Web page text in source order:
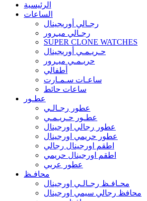
الرئيسية
الساعات
رجـالي أوريجينال
رجـالي ميـرور
SUPER CLONE WATCHES
حـريـمـي أوريجينال
حريـمـي ميـرور
أطفالي
ساعـات سـمـارت
ساعات حائط
عطـور
عطور رجـالـي
عطـور حـريـمـي
عطور رجالي اورجينال
عطور حريمي اورجينال
اطقم اورجينال رجالي
اطقم اورجينال حريمي
عطور عربي
محافـظ
محـافـظ رجـالـي اورجينال
محافظ رجالي سيمي اورجينال